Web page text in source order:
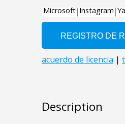
Description